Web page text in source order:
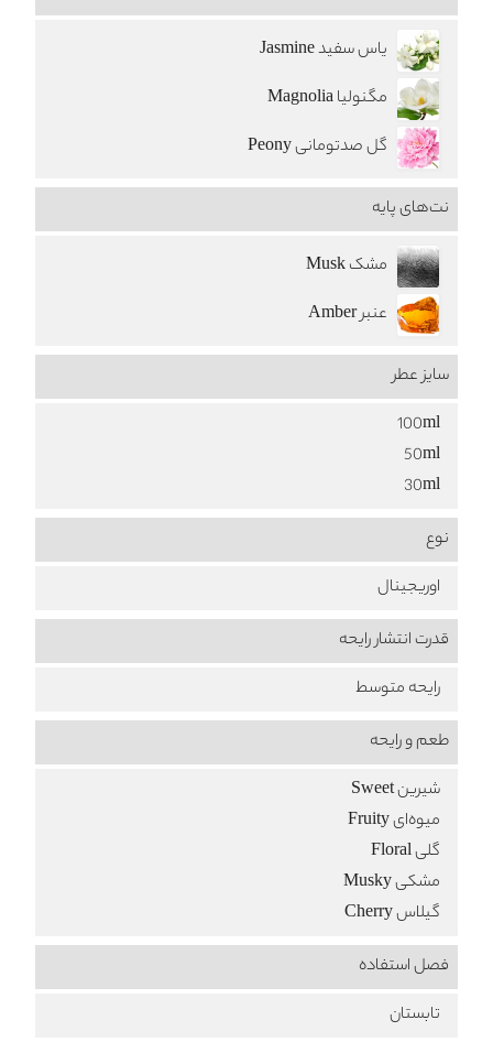
یاس سفید Jasmine
مگنولیا Magnolia
گل صدتومانی Peony
نت‌های پایه
مشک Musk
عنبر Amber
سایز عطر
100ml
50ml
30ml
نوع
اوریجینال
قدرت انتشار رایحه
رایحه متوسط
طعم‌ و رایحه
شیرین Sweet
میوه‌ای Fruity
گلی Floral
مشکی Musky
گیلاس Cherry
فصل استفاده
تابستان